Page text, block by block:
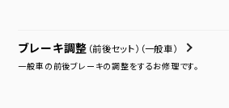
ブレーキ調整 （前後セット） （一般車）
一般車の前後ブレーキの調整をするお修理です。